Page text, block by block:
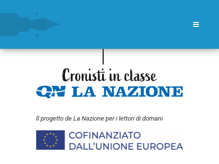
ll progetto de La Nazione per i lettori di domani